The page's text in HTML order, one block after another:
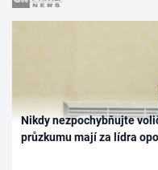
Nikdy nezpochybňujte
průzkumu mají za lídra